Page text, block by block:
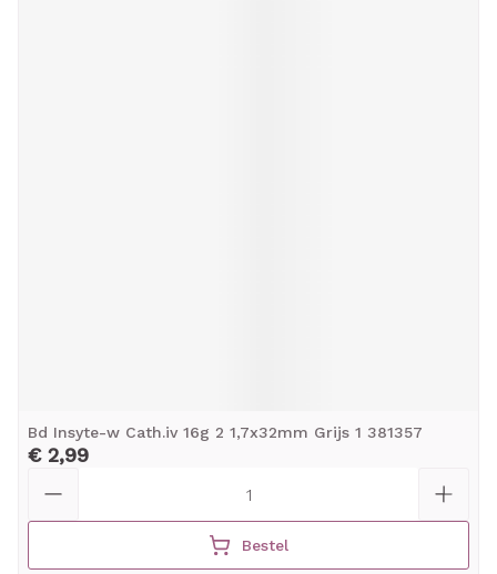
Bd Insyte-w Cath.iv 16g 2 1,7x32mm Grijs 1 381357
€ 2,99
Bestel